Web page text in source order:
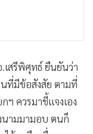
เสรีพิศุทธ์ ยืนยันว่า
ที่มีข้อสังสัย ตามที่
ฯ ควรมาชี้แจงเอง
นามมามอบ ตนก็